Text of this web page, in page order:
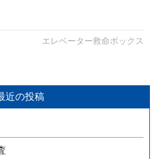
エレベーター救命ボックス
近の投稿